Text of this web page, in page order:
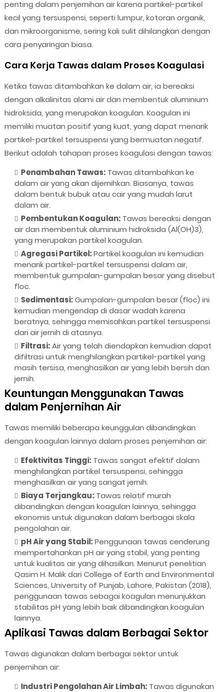
penting dalam penjernihan air karena partikel-partikel
kecil yang tersuspensi, seperti lumpur, kotoran organik,
dan mikroorganisme, sering kali sulit dihilangkan dengan
cara penyaringan biasa.
Cara Kerja Tawas dalam Proses Koagulasi
Ketika tawas ditambahkan ke dalam air, ia bereaksi
dengan alkalinitas alami air dan membentuk aluminium
hidroksida, yang merupakan koagulan. Koagulan ini
memiliki muatan positif yang kuat, yang dapat menarik
partikel-partikel tersuspensi yang bermuatan negatif.
Berikut adalah tahapan proses koagulasi dengan tawas:
Penambahan Tawas:Tawas ditambahkan ke
dalam air yang akan dijernihkan. Biasanya, tawas
dalam bentuk bubuk atau cair yang mudah larut
dalam air.
Pembentukan Koagulan:Tawas bereaksi dengan
air dan membentuk aluminium hidroksida (Al(OH)3),
yang merupakan partikel koagulan.
Agregasi Partikel:Partikel koagulan ini kemudian
menarik partikel-partikel tersuspensi dalam air,
membentuk gumpalan-gumpalan besar yang disebut
floc.
Sedimentasi:Gumpalan-gumpalan besar (floc) ini
kemudian mengendap di dasar wadah karena
beratnya, sehingga memisahkan partikel tersuspensi
dari air jernih di atasnya.
Filtrasi:Air yang telah diendapkan kemudian dapat
difiltrasi untuk menghilangkan partikel-partikel yang
masih tersisa, menghasilkan air yang lebih bersih dan
jernih.
Keuntungan Menggunakan Tawas
dalam Penjernihan Air
Tawas memiliki beberapa keunggulan dibandingkan
dengan koagulan lainnya dalam proses penjernihan air:
Efektivitas Tinggi:Tawas sangat efektif dalam
menghilangkan partikel tersuspensi, sehingga
menghasilkan air yang sangat jernih.
Biaya Terjangkau:Tawas relatif murah
dibandingkan dengan koagulan lainnya, sehingga
ekonomis untuk digunakan dalam berbagai skala
pengolahan air.
pH Air yang Stabil:Penggunaan tawas cenderung
mempertahankan pH air yang stabil, yang penting
untuk kualitas air yang dihasilkan. Menurut penelitian
Qasim H. Malik dari College of Earth and Environmental
Sciences, University of Punjab, Lahore, Pakistan (2018),
penggunaan tawas sebagai koagulan menunjukkan
stabilitas pH yang lebih baik dibandingkan koagulan
lainnya.
Aplikasi Tawas dalam Berbagai Sektor
Tawas digunakan dalam berbagai sektor untuk
penjernihan air:
Industri Pengolahan Air Limbah:Tawas digunakan